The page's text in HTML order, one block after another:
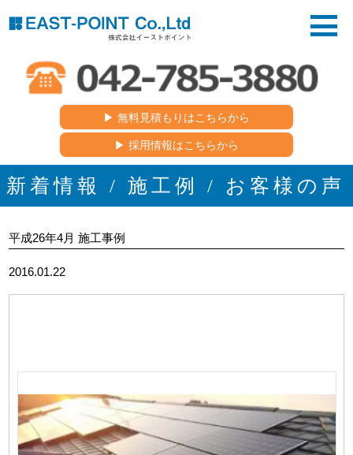
▶︎ 無料見積もりはこちらから
▶︎ 採用情報はこちらから
新着情報 / 施工例 / お客様の声
平成26年4月 施工事例
2016.01.22